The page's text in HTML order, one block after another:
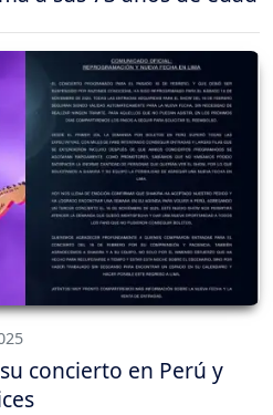
concierto en Perú y